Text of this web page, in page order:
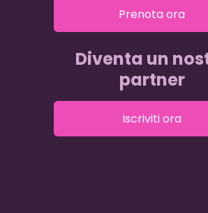
Prenota ora
Diventa un
partner
Iscriviti ora